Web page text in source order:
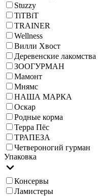
Stuzzy
TiTBiT
TRAINER
Wellness
Вилли Хвост
Деревенские лакомства
ЗООГУРМАН
Мамонт
Мнямс
НАША МАРКА
Оскар
Родные корма
Терра Пёс
ТРАПЕЗА
Четвероногий гурман
Упаковка
Консервы
Ламистеры